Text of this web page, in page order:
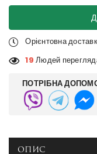
Орієнтовна
19 Людей
ПОТРІБНА
ОПИС